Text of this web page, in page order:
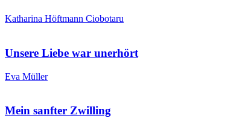
Katharina Höftmann Ciobotaru
Unsere Liebe war unerhört
Eva Müller
Mein sanfter Zwilling